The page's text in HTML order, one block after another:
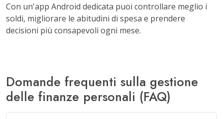
Con un'app Android dedicata puoi controllare meglio i
soldi, migliorare le abitudini di spesa e prendere
decisioni più consapevoli ogni mese.
Domande frequenti sulla gestione
delle finanze personali (FAQ)